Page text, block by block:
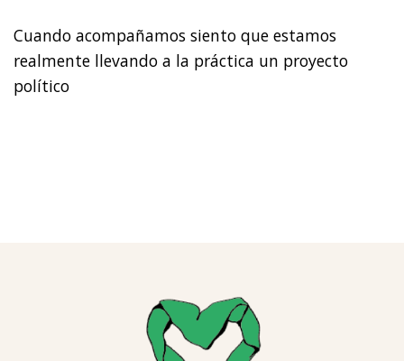
Cuando acompañamos siento que estamos
realmente llevando a la práctica un proyecto
político